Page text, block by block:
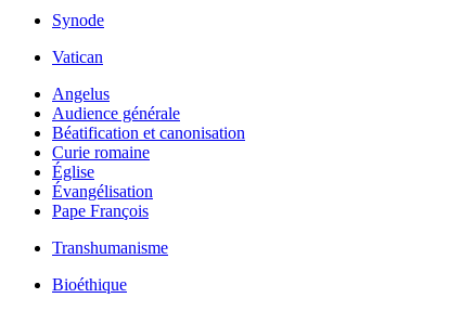
Synode
Vatican
Angelus
Audience générale
Béatification et canonisation
Curie romaine
Église
Évangélisation
Pape François
Transhumanisme
Bioéthique